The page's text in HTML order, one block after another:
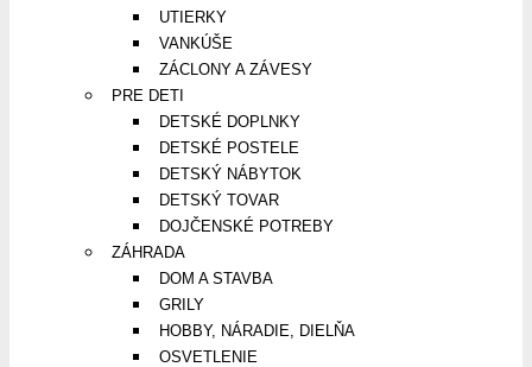
UTIERKY
VANKÚŠE
ZÁCLONY A ZÁVESY
PRE DETI
DETSKÉ DOPLNKY
DETSKÉ POSTELE
DETSKÝ NÁBYTOK
DETSKÝ TOVAR
DOJČENSKÉ POTREBY
ZÁHRADA
DOM A STAVBA
GRILY
HOBBY, NÁRADIE, DIELŇA
OSVETLENIE